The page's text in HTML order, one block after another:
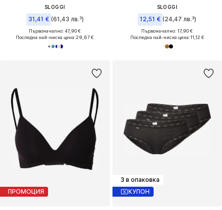
SLOGGI
31,41 € (61,43 лв.³)
Първоначално: 47,90 €
Последна най-ниска цена:29,67 €
SLOGGI
12,51 € (24,47 лв.³)
Първоначално: 17,90 €
Последна най-ниска цена:11,12 €
ПРОМОЦИЯ
3 в опаковка
КУПОН